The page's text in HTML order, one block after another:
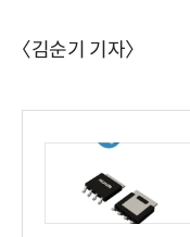
〈김순기 기자〉